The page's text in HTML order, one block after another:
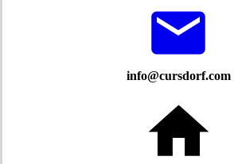
info@cursdorf.com